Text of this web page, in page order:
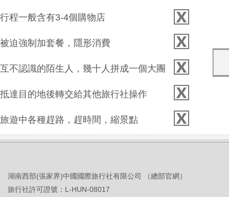
行程一般含有3-4個購物店
被迫強制加套餐，隱形消費
互不認識的陌生人，幾十人拼成一個大團
抵達目的地後轉交給其他旅行社操作
旅遊中各種趕路，趕時間，縮景點
湖南西部(張家界)中國國際旅行社有限公司 （總部官網）
旅行社許可證號：L-HUN-08017